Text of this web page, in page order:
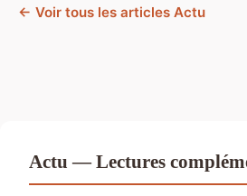
← Voir tous les articles Actu
Actu — Lectures